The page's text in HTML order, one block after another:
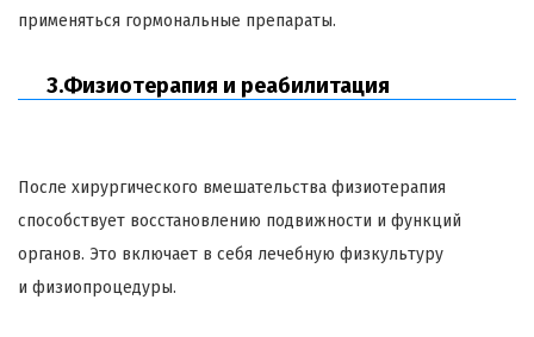
применяться гормональные препараты.
3.Физиотерапия и реабилитация
После хирургического вмешательства физиотерапия
способствует восстановлению подвижности и функций
органов. Это включает в себя лечебную физкультуру
и физиопроцедуры.